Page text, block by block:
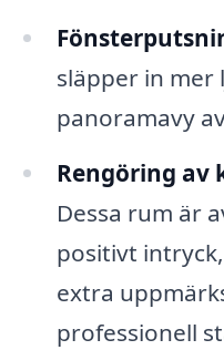
släpper in mer
panoramavy
Rengöring av
Dessa rum är
positivt
extra
professionell